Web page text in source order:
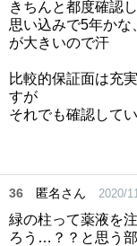
きちんと都度確認
思い込みで5年かな
が大きいので汗
比較的保証面は充
すが
それでも確認して
36 匿名さん 2020/
緑の柱って薬液を
ろう…？？と思う